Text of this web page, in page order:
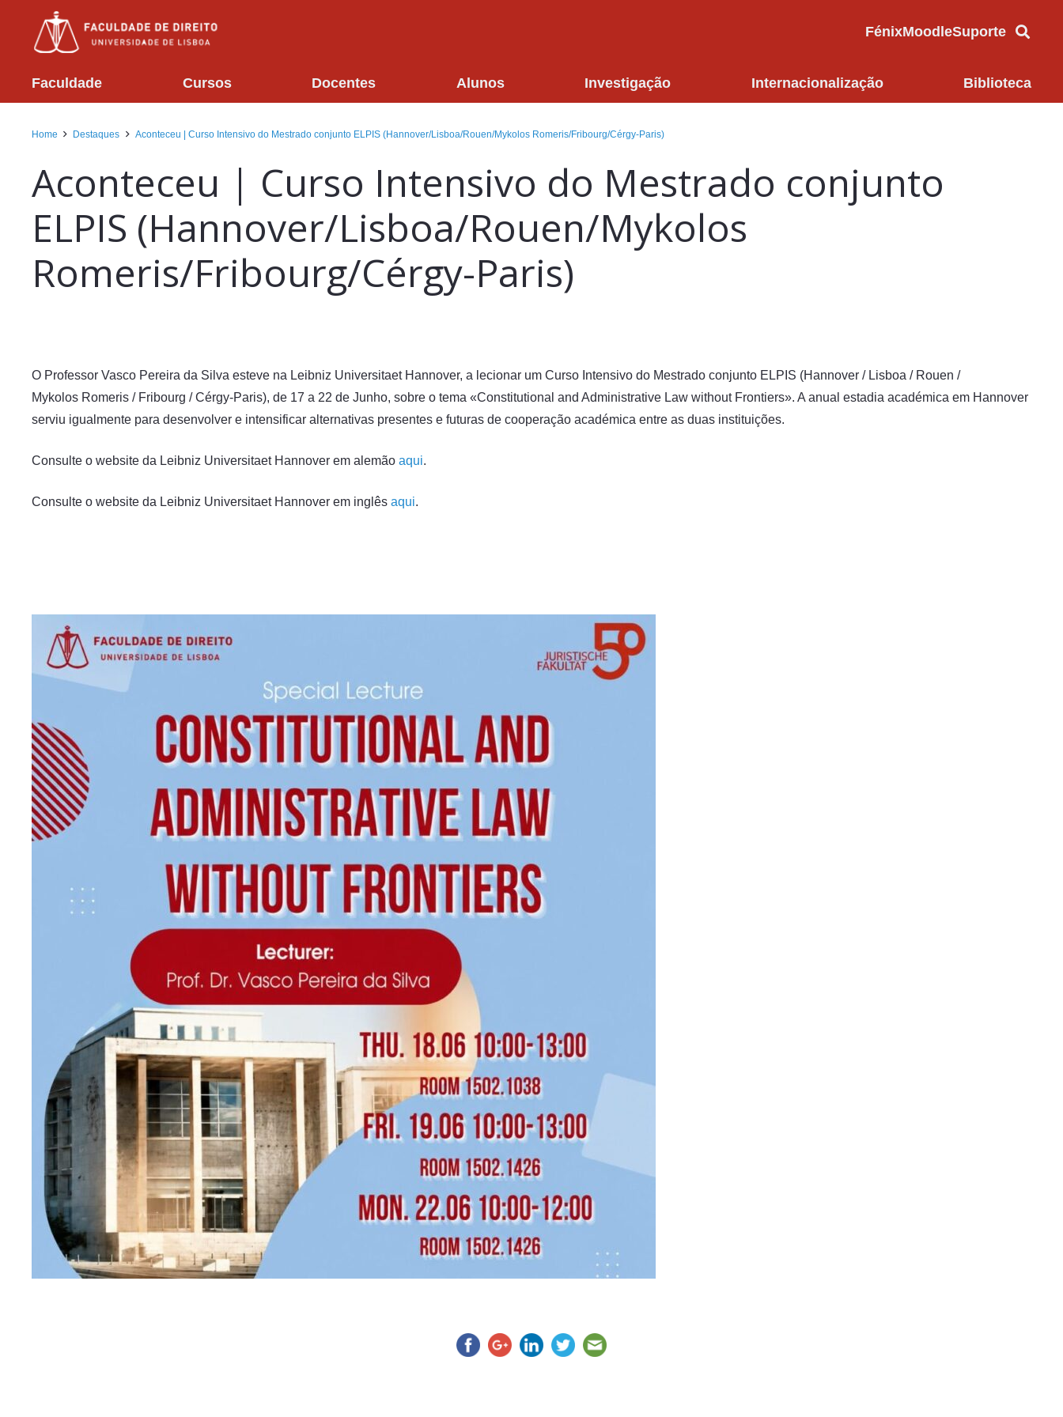
FénixMoodleSuporte
Faculdade Cursos Docentes Alunos Investigação Internacionalização Biblioteca
Home Destaques Aconteceu | Curso Intensivo do Mestrado conjunto ELPIS (Hannover/Lisboa/Rouen/Mykolos Romeris/Fribourg/Cérgy-Paris)
Aconteceu | Curso Intensivo do Mestrado conjunto
ELPIS (Hannover/Lisboa/Rouen/Mykolos
Romeris/Fribourg/Cérgy-Paris)
O Professor Vasco Pereira da Silva esteve na Leibniz Universitaet Hannover, a lecionar um Curso Intensivo do Mestrado conjunto ELPIS (Hannover / Lisboa / Rouen /
Mykolos Romeris / Fribourg / Cérgy-Paris), de 17 a 22 de Junho, sobre o tema «Constitutional and Administrative Law without Frontiers». A anual estadia académica em Hannover
serviu igualmente para desenvolver e intensificar alternativas presentes e futuras de cooperação académica entre as duas instituições.
Consulte o website da Leibniz Universitaet Hannover em alemão aqui.
Consulte o website da Leibniz Universitaet Hannover em inglês aqui.